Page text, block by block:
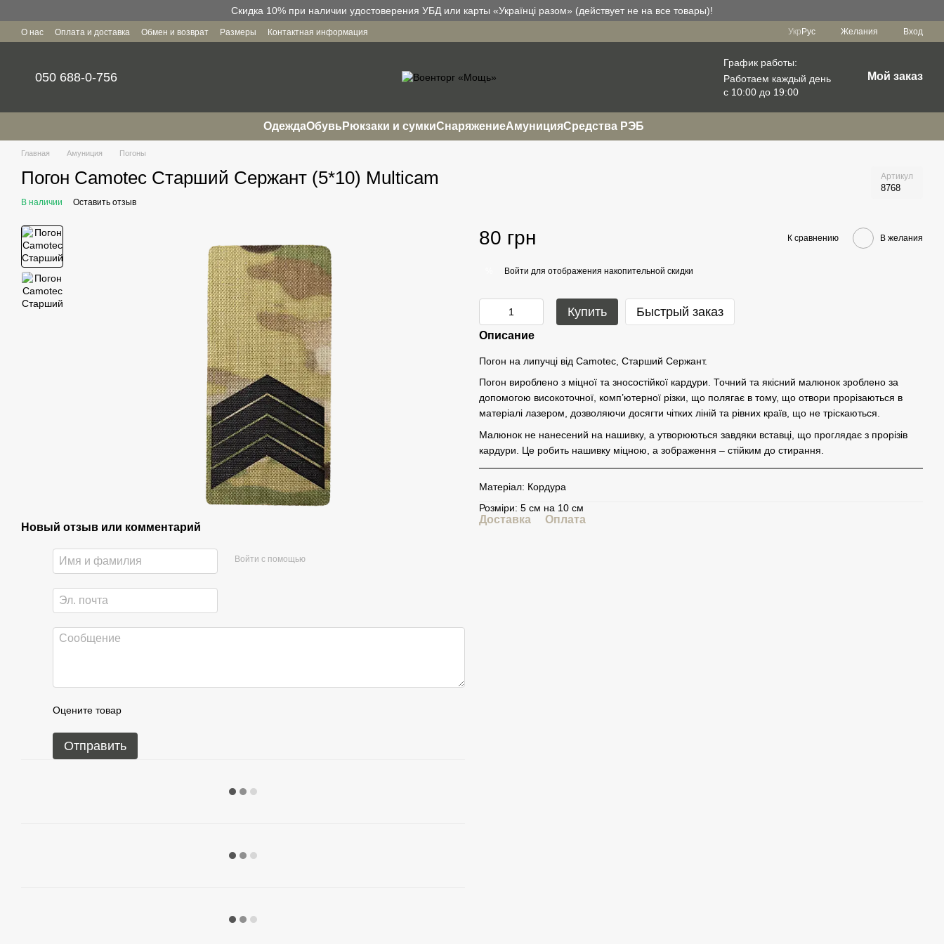
Скидка 10% при наличии удостоверения УБД или карты «Українці разом» (действует не на все товары)!
О нас Оплата и доставка Обмен и возврат Размеры
Контактная информация
Укр Рус Желания Вход
050 688-0-756
График работы:
Работаем каждый день
с 10:00 до 19:00
Мой заказ
ОдеждаОбувь Рюкзаки и сумкиСнаряжениеАмуницияСредства РЭБ
Главная Амуниция Погоны
Погон Camotec Старший Сержант (5*10) Multicam Артикул
8768
В наличии Оставить отзыв
Новый отзыв или комментарий
Войти с помощью
Оцените товар
Отправить
80 грн К сравнению В желания
Войти для отображения накопительной скидки
Купить Быстрый заказ
Описание
Погон на липучці від Camotec, Старший Сержант.
Погон вироблено з міцної та зносостійкої кардури. Точний та якісний малюнок зроблено за
допомогою високоточної, комп’ютерної різки, що полягає в тому, що отвори прорізаються в
матеріалі лазером, дозволяючи досягти чітких ліній та рівних країв, що не тріскаються.
Малюнок не нанесений на нашивку, а утворюються завдяки вставці, що проглядає з прорізів
кардури. Це робить нашивку міцною, а зображення – стійким до стирання.
Матеріал: Кордура
Розміри: 5 см на 10 см
Доставка Оплата